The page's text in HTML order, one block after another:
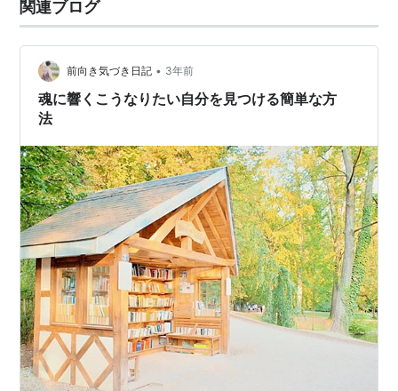
関連ブログ
前向き気づき日記 • 3年前
魂に響くこうなりたい自分を見つける簡単な方
法